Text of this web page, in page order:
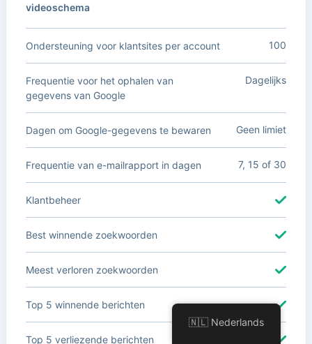
videoschema
Ondersteuning voor klantsites per account 100
Frequentie voor het ophalen van
gegevens van Google
Dagelijks
Dagen om Google-gegevens te bewaren Geen limiet
Frequentie van e-mailrapport in dagen 7, 15 of 30
Klantbeheer
Best winnende zoekwoorden
Meest verloren zoekwoorden
Top 5 winnende berichten
Top 5 verliezende berichten
🇳🇱 Nederlands